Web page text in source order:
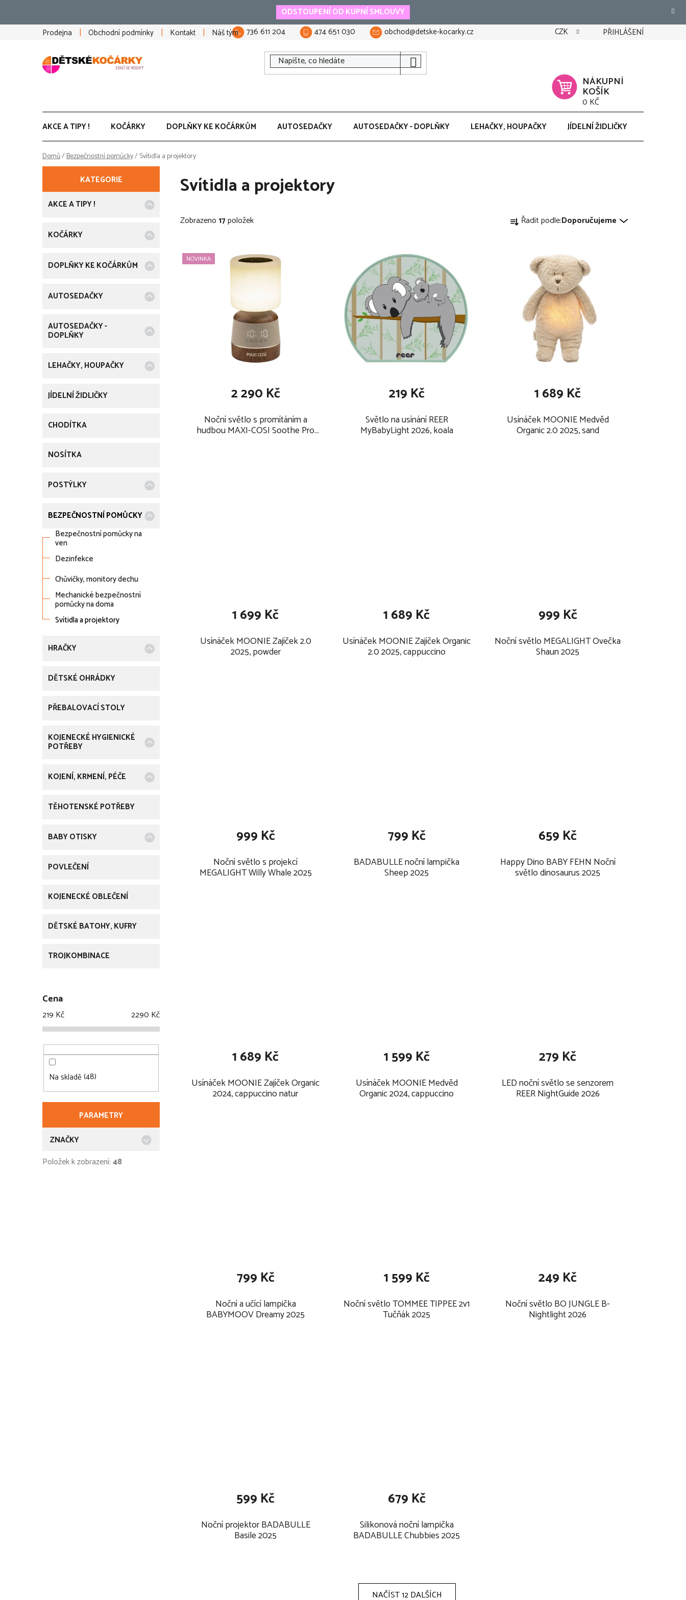
obsah
ODSTOUPENÍ OD KUPNÍ SMLOUVY
Prodejna
Obchodní podmínky Kontakt Náš tým 736 611 204 474 651 030 obchod@detske-kocarky.cz CZK PŘIHLÁŠENÍ
NÁKUPNÍ
KOŠÍK
0 KČ
AKCE A TIPY ! KOČÁRKY DOPLŇKY KE KOČÁRKŮM AUTOSEDAČKY AUTOSEDAČKY - DOPLŇKY LEHAČKY, HOUPAČKY JÍDELNÍ ŽIDLIČKY
Domů/Bezpečnostní pomůcky/Svítidla a projektory
P
o
t
r
n
n
p
a
e
K
t
KATEGORIE
AKCE A TIPY !
KOČÁRKY
DOPLŇKY KE KOČÁRKŮM
AUTOSEDAČKY
AUTOSEDAČKY -
DOPLŇKY
LEHAČKY, HOUPAČKY
JÍDELNÍ ŽIDLIČKY
CHODÍTKA
NOSÍTKA
POSTÝLKY
BEZPEČNOSTNÍ POMŮCKY
Bezpečnostní pomůcky na
ven
Dezinfekce
Chůvičky, monitory dechu
Mechanické bezpečnostní
pomůcky na doma
Svítidla a projektory
HRAČKY
DĚTSKÉ OHRÁDKY
PŘEBALOVACÍ STOLY
KOJENECKÉ HYGIENICKÉ
POTŘEBY
KOJENÍ, KRMENÍ, PÉČE
TĚHOTENSKÉ POTŘEBY
BABY OTISKY
POVLEČENÍ
KOJENECKÉ OBLEČENÍ
DĚTSKÉ BATOHY, KUFRY
TROJKOMBINACE
Cena
219 Kč 2290 Kč
Na skladě 48
PARAMETRY
ZNAČKY
Položek k zobrazení:48
Svítidla a projektory
Zobrazeno17položek Ř
d
u
Řadit podle:Doporučujeme
VNOVINKA
Noční světlo s promítáním a
hudbou MAXI-COSI Soothe Pro
2 290 Kč
Světlo na usínání REER
MyBabyLight 2026, koala
219 Kč
Usínáček MOONIE Medvěd
Organic 2.0 2025, sand
1 689 Kč
Usínáček MOONIE Zajíček 2.0
2025, powder
1 699 Kč
Usínáček MOONIE Zajíček Organic
2.0 2025, cappuccino
1 689 Kč
Noční světlo MEGALIGHT Ovečka
Shaun 2025
999 Kč
Noční světlo s projekcí
MEGALIGHT Willy Whale 2025
999 Kč
BADABULLE noční lampička
Sheep 2025
799 Kč
Happy Dino BABY FEHN Noční
světlo dinosaurus 2025
659 Kč
Usínáček MOONIE Zajíček Organic
2024, cappuccino natur
1 689 Kč
Usínáček MOONIE Medvěd
Organic 2024, cappuccino
1 599 Kč
LED noční světlo se senzorem
REER NightGuide 2026
279 Kč
Noční a učící lampička
BABYMOOV Dreamy 2025
799 Kč
Noční světlo TOMMEE TIPPEE 2v1
Tučňák 2025
1 599 Kč
Noční světlo BO JUNGLE B-
Nightlight 2026
249 Kč
Noční projektor BADABULLE
Basile 2025
599 Kč
Silikonová noční lampička
BADABULLE Chubbies 2025
679 Kč
NAČÍST 12 DALŠÍCH